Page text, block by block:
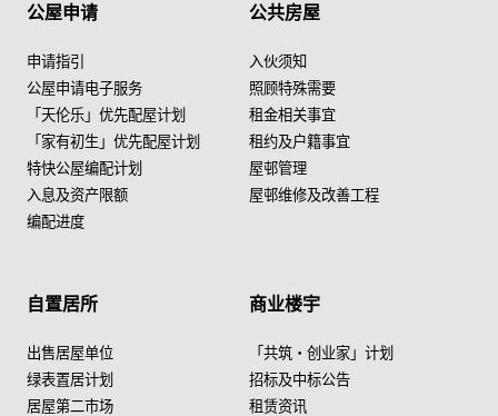
公屋申请
申请指引
公屋申请电子服务
「天伦乐」优先配屋计划
「家有初生」优先配屋计划
特快公屋编配计划
入息及资产限额
编配进度
公共房屋
入伙须知
照顾特殊需要
租金相关事宜
租约及户籍事宜
屋邨管理
屋邨维修及改善工程
自置居所
出售居屋单位
绿表置居计划
居屋第二市场
商业楼宇
「共筑・创业家」计划
招标及中标公告
租赁资讯